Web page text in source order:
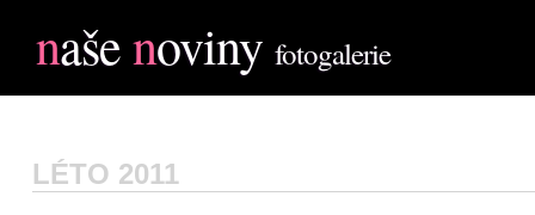
našenoviny fotogalerie
LÉTO 2011